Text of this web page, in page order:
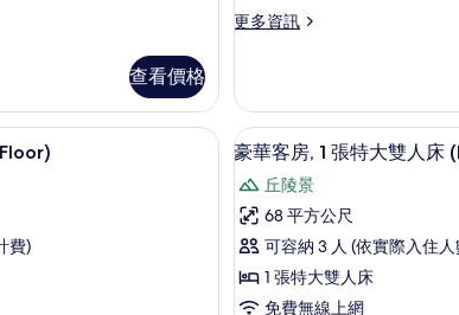
查看價格
床,
(High
Floor)
的
所
有
相
片
更多資訊
更
2
張
單
床,
山
景
(High
Floor)
的
電工作空間
房, 2 張單人床, 海景 (High Floor) | 迷你吧、客房內保險箱、書桌、
費)
顯
示
豪
華
客
房,
5
豪華客房, 1 張特大雙人床
丘陵景
68 平方公尺
可容納 3 人 (依實際入住
1 張特大雙人床
免費無線上網